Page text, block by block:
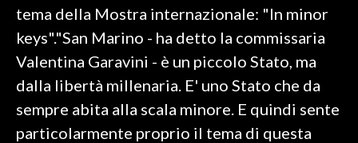
CULTURA
SPETTACOLI
GOSSIP
SALUTE
tema della Mostra internazionale: "In minor
keys"."San Marino - ha detto la commissaria
Valentina Garavini - è un piccolo Stato, ma
dalla libertà millenaria. E' uno Stato che da
sempre abita alla scala minore. E quindi sente
particolarmente proprio il tema di questa